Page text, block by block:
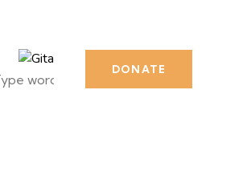
DONATE